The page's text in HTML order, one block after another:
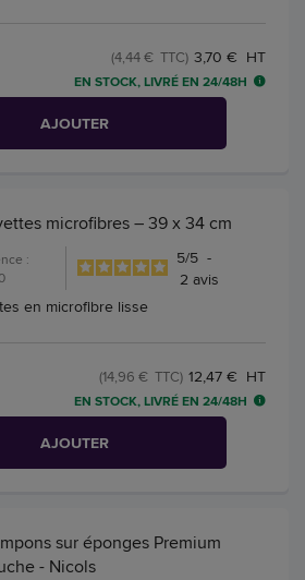
3,70 € HT
(4,44 € TTC)
EN STOCK, LIVRÉ EN 24/48H
AJOUTER
microfibres – 39 x 34 cm
:
5/5 -
2 avis
en microfibre lisse
12,47 € HT
(14,96 € TTC)
EN STOCK, LIVRÉ EN 24/48H
AJOUTER
sur éponges Premium
- Nicols